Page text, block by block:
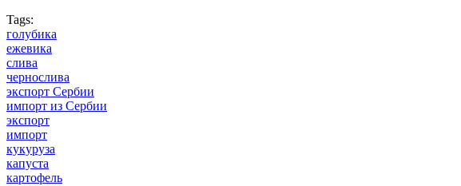
Tags:
голубика
ежевика
слива
чернослива
экспорт Сербии
импорт из Сербии
экспорт
импорт
кукуруза
капуста
картофель